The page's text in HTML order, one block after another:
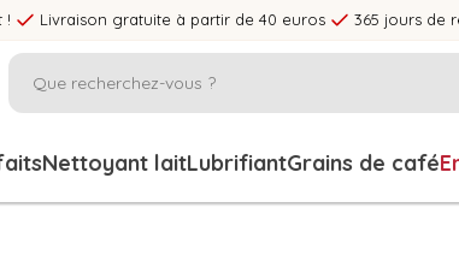
! Livraison gratuite à partir de 40 euros 365 jours de
Nettoyant laitLubrifiantGrains de café